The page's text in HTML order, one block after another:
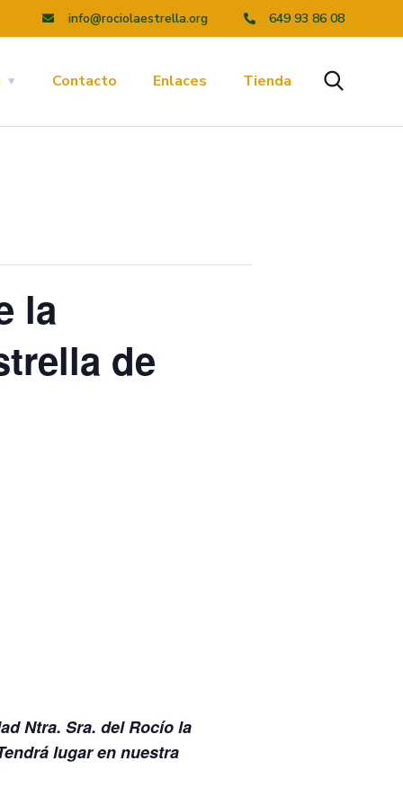
info@rociolaestrella.org 649 93 86 08
Contacto Enlaces Tienda
la
de
Ntra. Sra. del Rocío la
lugar en nuestra